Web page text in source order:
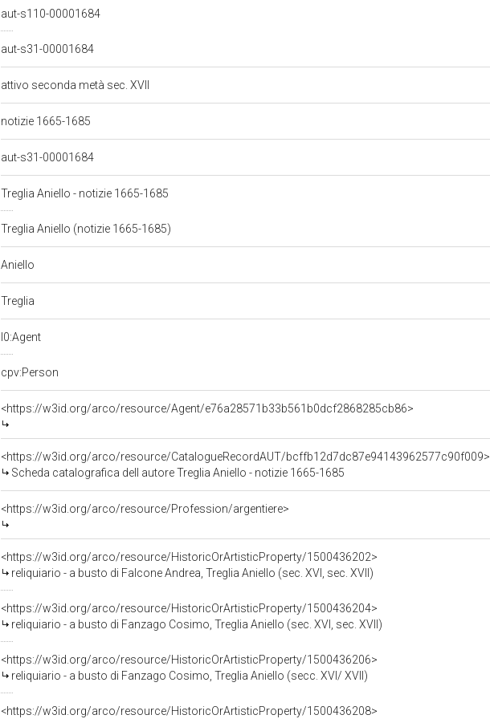
aut-s110-00001684
aut-s31-00001684
attivo seconda metà sec. XVII
notizie 1665-1685
aut-s31-00001684
Treglia Aniello - notizie 1665-1685
Treglia Aniello (notizie 1665-1685)
Aniello
Treglia
l0:Agent
cpv:Person
<https://w3id.org/arco/resource/Agent/e76a28571b33b561b0dcf2868285cb86>
<https://w3id.org/arco/resource/CatalogueRecordAUT/bcffb12d7dc87e94143962577c90f009>
Scheda catalografica dell autore Treglia Aniello - notizie 1665-1685
<https://w3id.org/arco/resource/Profession/argentiere>
<https://w3id.org/arco/resource/HistoricOrArtisticProperty/1500436202>
reliquiario - a busto di Falcone Andrea, Treglia Aniello (sec. XVI, sec. XVII)
<https://w3id.org/arco/resource/HistoricOrArtisticProperty/1500436204>
reliquiario - a busto di Fanzago Cosimo, Treglia Aniello (sec. XVI, sec. XVII)
<https://w3id.org/arco/resource/HistoricOrArtisticProperty/1500436206>
reliquiario - a busto di Fanzago Cosimo, Treglia Aniello (secc. XVI/ XVII)
<https://w3id.org/arco/resource/HistoricOrArtisticProperty/1500436208>